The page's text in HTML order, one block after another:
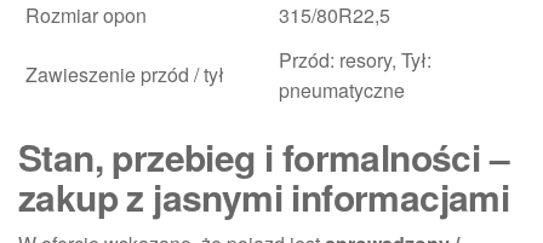
Rozmiar opon
315/80R22,5
Zawieszenie przód / tył
Przód: resory, Tył:
pneumatyczne
Stan, przebieg i formalności –
zakup z jasnymi informacjami